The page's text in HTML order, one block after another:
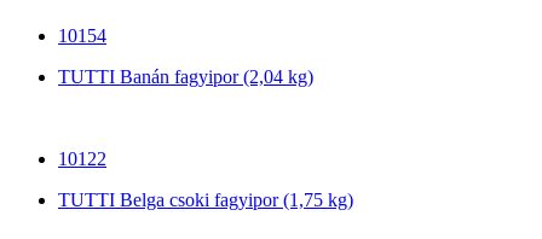
10154
TUTTI Banán fagyipor (2,04 kg)
10122
TUTTI Belga csoki fagyipor (1,75 kg)